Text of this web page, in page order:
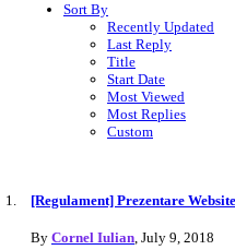
Sort By
Recently Updated
Last Reply
Title
Start Date
Most Viewed
Most Replies
Custom
[Regulament] Prezentare Website
By Cornel Iulian July 9, 2018